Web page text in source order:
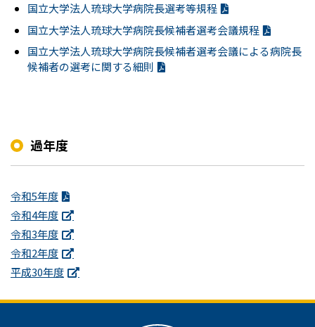
国立大学法人琉球大学病院長選考等規程
国立大学法人琉球大学病院長候補者選考会議規程
国立大学法人琉球大学病院長候補者選考会議による病院長
候補者の選考に関する細則
過年度
令和5年度
令和4年度
令和3年度
令和2年度
平成30年度